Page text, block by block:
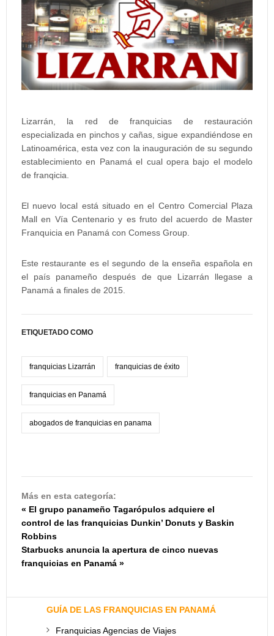
Lizarrán, la red de franquicias de restauración
especializada en pinchos y cañas, sigue expandiéndose en
Latinoamérica, esta vez con la inauguración de su segundo
establecimiento en Panamá el cual opera bajo el modelo
de franqicia.
El nuevo local está situado en el Centro Comercial Plaza
Mall en Vía Centenario y es fruto del acuerdo de Master
Franquicia en Panamá con Comess Group.
Este restaurante es el segundo de la enseña española en
el país panameño después de que Lizarrán llegase a
Panamá a finales de 2015.
ETIQUETADO COMO
franquicias Lizarrán franquicias de éxito
franquicias en Panamá
abogados de franquicias en panama
Más en esta categoría:
« El grupo panameño Tagarópulos adquiere el
control de las franquicias Dunkin’ Donuts y Baskin
Robbins
Starbucks anuncia la apertura de cinco nuevas
franquicias en Panamá »
GUÍA DE LAS FRANQUICIAS EN PANAMÁ
Franquicias Agencias de Viajes